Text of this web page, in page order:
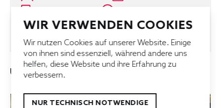
SCHNELLE LIEFERUNG
BESTPREISGARANTIE
UNSERE TOP-ANGEBOTE
WIR VERWENDEN COOKIES
Wir nutzen Cookies auf unserer Website. Einige
von ihnen sind essenziell, während andere uns
helfen, diese Website und ihre Erfahrung zu
verbessern.
NUR TECHNISCH NOTWENDIGE